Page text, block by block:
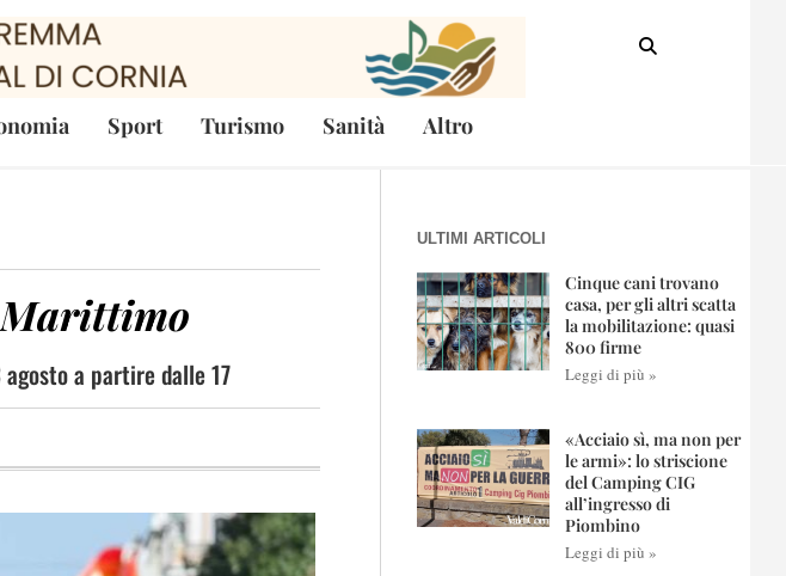
Sport Turismo Sanità Altro
Marittimo
a partire dalle 17
ULTIMI ARTICOLI
Cinque cani trovano
casa, per gli altri scatta
la mobilitazione: quasi
800 firme
Leggi di più »
«Acciaio sì, ma non per
le armi»: lo striscione
del Camping CIG
all’ingresso di
Piombino
Leggi di più »